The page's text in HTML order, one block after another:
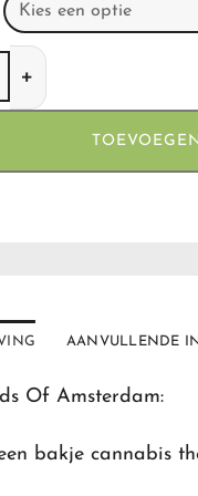
of Amsterdam aantal
AANVULLENDE
Of Amsterdam:
bakje cannabis